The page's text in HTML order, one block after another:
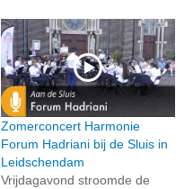
Zomerconcert Harmonie
Forum Hadriani bij de Sluis in
Leidschendam
Vrijdagavond stroomde de